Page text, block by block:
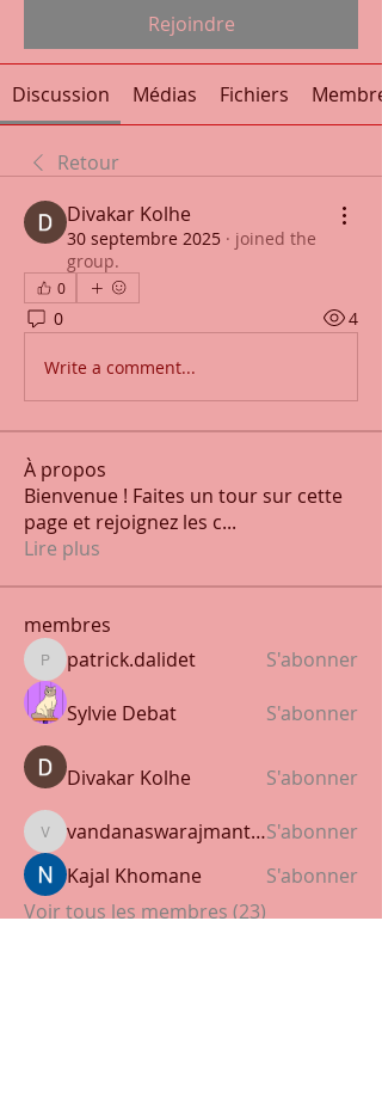
Rejoindre
Discussion Médias Fichiers
Retour
Divakar Kolhe
30 septembre 2025 · joined the
group.
0
0 4
Write a comment...
À propos
Bienvenue ! Faites un tour sur cette
page et rejoignez les c...
Lire plus
membres
patrick.dalidet
patrick.dalidet S'abonner
Sylvie Debat S'abonner
Divakar Kolhe S'abonner
vandanaswarajmanturgekar vandanaswarajmanturgekarS'abonner
Kajal Khomane
S'abonner
Voir tous les membres (23)